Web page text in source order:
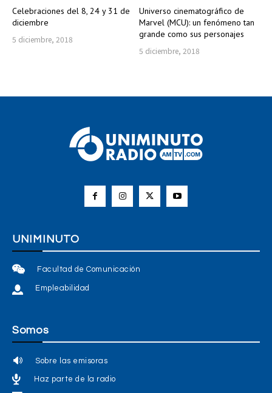
Celebraciones del 8, 24 y 31 de
diciembre
5 diciembre, 2018
Universo cinematográfico de
Marvel (MCU): un fenómeno tan
grande como sus personajes
5 diciembre, 2018
UNIMINUTO
Facultad de Comunicación
Empleabilidad
Somos
Sobre las emisoras
Haz parte de la radio